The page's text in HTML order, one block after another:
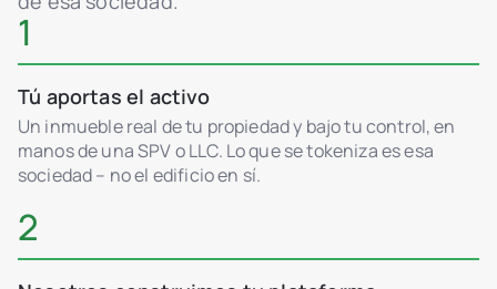
1
Tú aportas el activo
Un inmueble real de tu propiedad y bajo tu control, en
manos de una SPV o LLC. Lo que se tokeniza es esa
sociedad – no el edificio en sí.
2